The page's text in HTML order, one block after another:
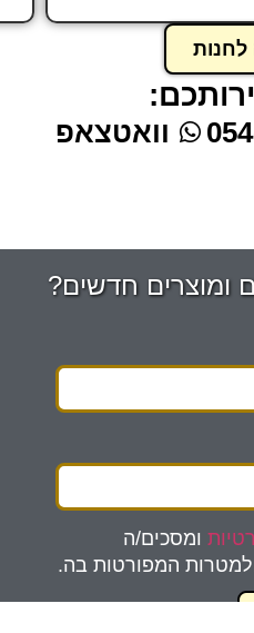
לחנות
וואטצאפ
ומוצרים חדשים?
ומסכים/ה
המפורטות בה.